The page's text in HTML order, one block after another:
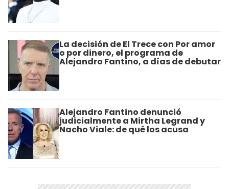
La decisión de El Trece con Por amor
o por dinero, el programa de
Alejandro Fantino, a días de debutar
Alejandro Fantino denunció
judicialmente a Mirtha Legrand y
Nacho Viale: de qué los acusa